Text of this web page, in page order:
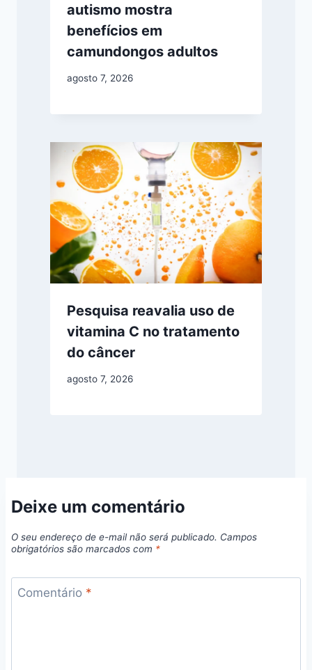
autismo mostra
benefícios em
camundongos adultos
agosto 7, 2026
Pesquisa reavalia uso de
vitamina C no tratamento
do câncer
agosto 7, 2026
Deixe um comentário
O seu endereço de e-mail não será publicado. Campos
obrigatórios são marcados com *
Comentário *